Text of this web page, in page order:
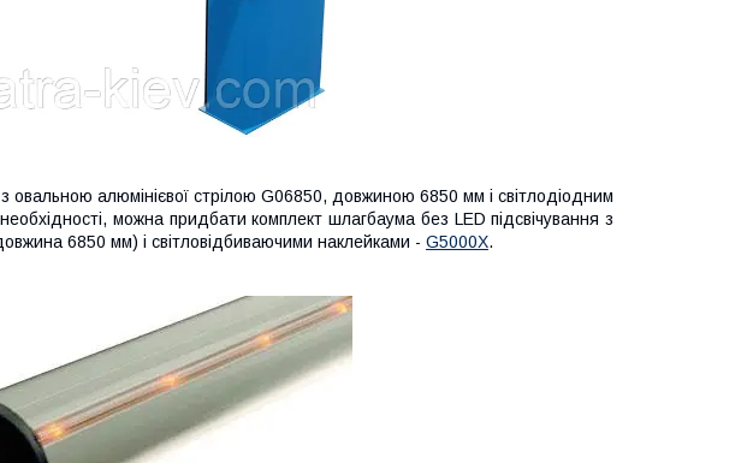
овальною алюмінієвої стрілою G06850, довжиною 6850 мм і світлодіодним
можна придбати комплект шлагбаума без LED підсвічування з
6850 мм) і світловідбиваючими наклейками - G5000X.